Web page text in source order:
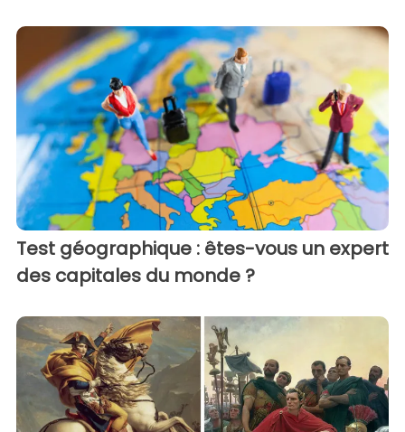
Test géographique : êtes-vous un expert
des capitales du monde ?